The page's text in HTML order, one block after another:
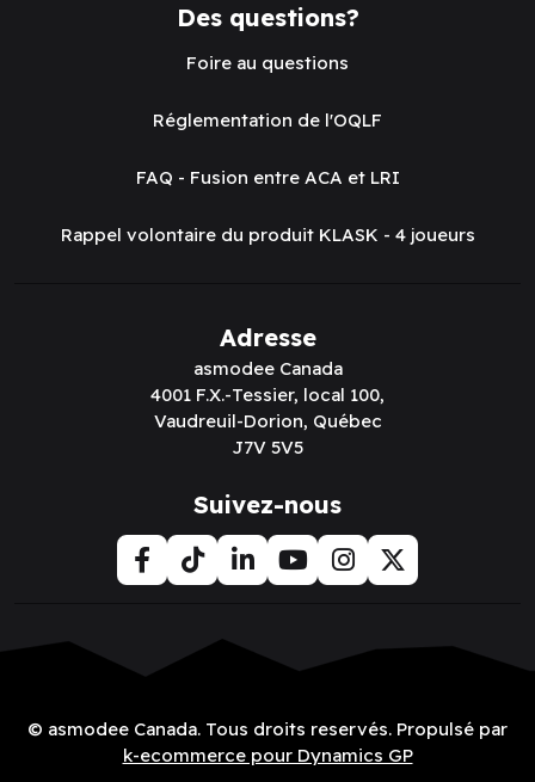
Des questions?
Foire au questions
Réglementation de l'OQLF
FAQ - Fusion entre ACA et LRI
Rappel volontaire du produit KLASK - 4 joueurs
Adresse
asmodee Canada
4001 F.X.-Tessier, local 100,
Vaudreuil-Dorion, Québec
J7V 5V5
Suivez-nous
© asmodee Canada. Tous droits reservés. Propulsé par
k-ecommerce pour Dynamics GP